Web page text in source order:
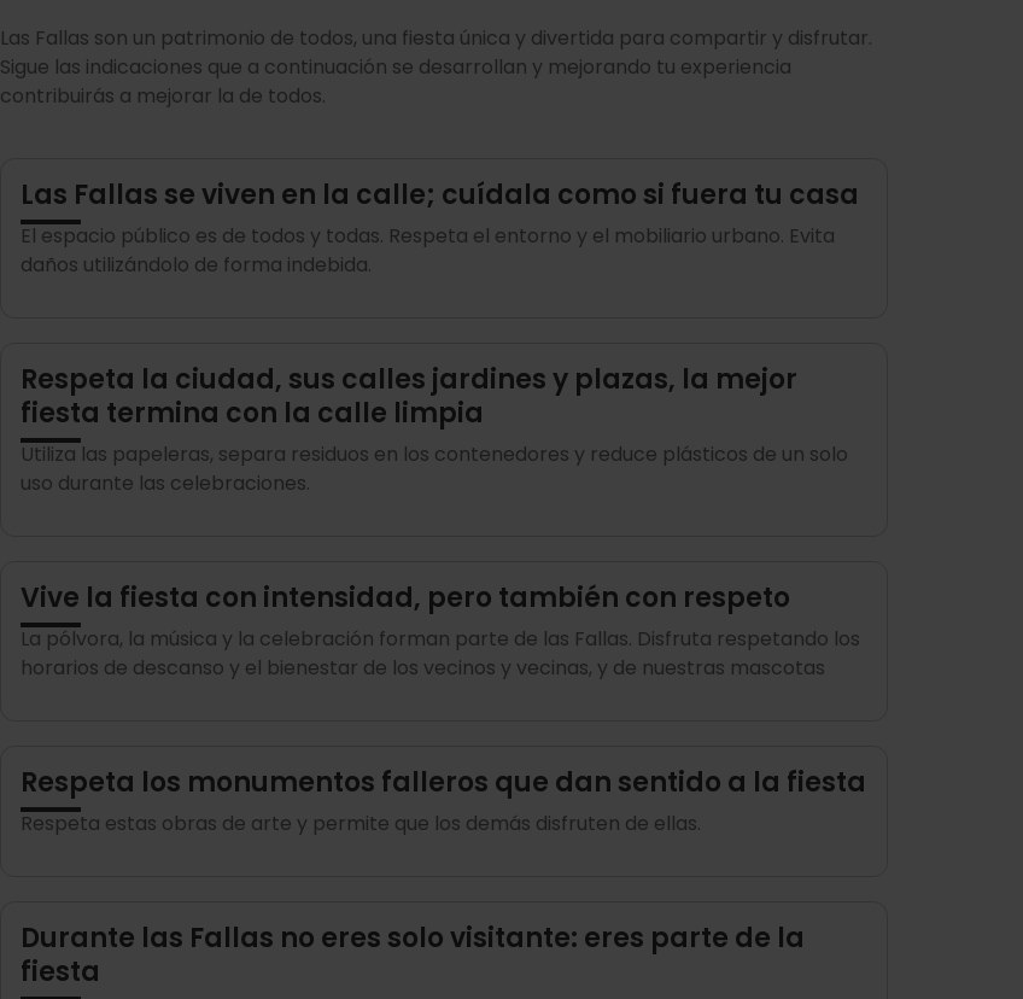
Las Fallas son un patrimonio de todos, una fiesta única y divertida para compartir y disfrutar.
Sigue las indicaciones que a continuación se desarrollan y mejorando tu experiencia
contribuirás a mejorar la de todos.
Las Fallas se viven en la calle; cuídala como si fuera tu casa
El espacio público es de todos y todas. Respeta el entorno y el mobiliario urbano. Evita
daños utilizándolo de forma indebida.
Respeta la ciudad, sus calles jardines y plazas, la mejor
fiesta termina con la calle limpia
Utiliza las papeleras, separa residuos en los contenedores y reduce plásticos de un solo
uso durante las celebraciones.
Vive la fiesta con intensidad, pero también con respeto
La pólvora, la música y la celebración forman parte de las Fallas. Disfruta respetando los
horarios de descanso y el bienestar de los vecinos y vecinas, y de nuestras mascotas
Respeta los monumentos falleros que dan sentido a la fiesta
Respeta estas obras de arte y permite que los demás disfruten de ellas.
Durante las Fallas no eres solo visitante: eres parte de la
fiesta